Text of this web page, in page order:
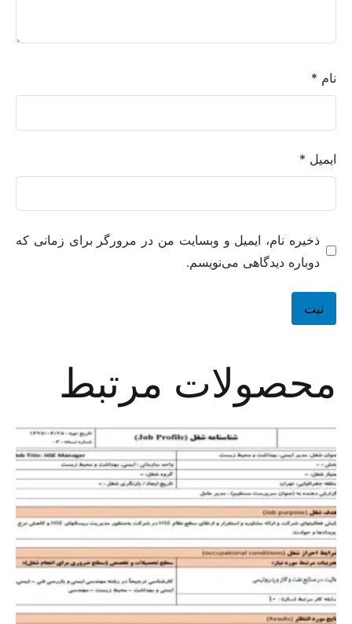
نام *
ایمیل *
ذخیره نام، ایمیل و وبسایت من در مرورگر برای زمانی که
دوباره دیدگاهی می‌نویسم.
محصولات مرتبط